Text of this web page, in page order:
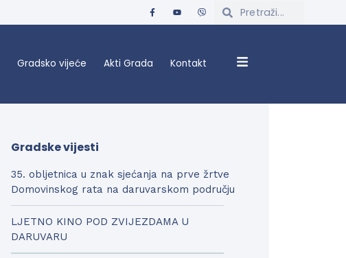
Gradsko vijeće Akti Grada Kontakt
Gradske vijesti
35. obljetnica u znak sjećanja na prve žrtve
Domovinskog rata na daruvarskom području
LJETNO KINO POD ZVIJEZDAMA U
DARUVARU